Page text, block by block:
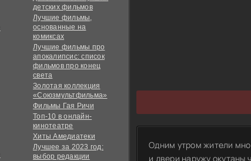
детских фильмов
Лучшие фильмы,
основанные на
комиксах
Лучшие фильмы про
апокалипсис: список
фильмов про конец
света
Золотая коллекция
«Союзмультфильма»
Фильмы Гая Ричи
Топ-10 в онлайн-
кинотеатре
Хиты Амедиатеки
Лучшее за 2023 год:
выбор редакции
Одним утром жители
и двери наружу окутаны